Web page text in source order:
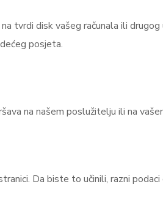
tvrdi disk vašeg računala ili drugog
posjeta.
na našem poslužitelju ili na
Da biste to učinili, razni podaci